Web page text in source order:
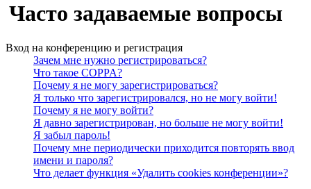
Часто задаваемые вопросы
Вход на конференцию и регистрация
Зачем мне нужно регистрироваться?
Что такое COPPA?
Почему я не могу зарегистрироваться?
Я только что зарегистрировался, но не могу войти!
Почему я не могу войти?
Я давно зарегистрирован, но больше не могу войти!
Я забыл пароль!
Почему мне периодически приходится повторять ввод
имени и пароля?
Что делает функция «Удалить cookies конференции»?